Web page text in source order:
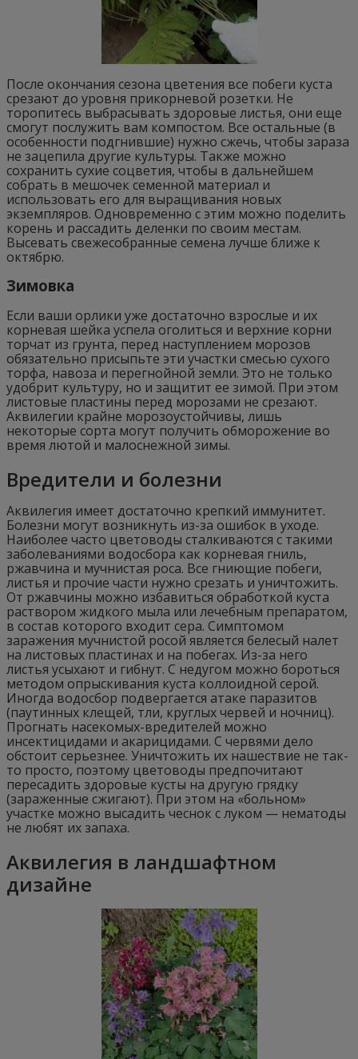
После окончания сезона цветения все побеги куста
срезают до уровня прикорневой розетки. Не
торопитесь выбрасывать здоровые листья, они еще
смогут послужить вам компостом. Все остальные (в
особенности подгнившие) нужно сжечь, чтобы зараза
не зацепила другие культуры. Также можно
сохранить сухие соцветия, чтобы в дальнейшем
собрать в мешочек семенной материал и
использовать его для выращивания новых
экземпляров. Одновременно с этим можно поделить
корень и рассадить деленки по своим местам.
Высевать свежесобранные семена лучше ближе к
октябрю.
Зимовка
Если ваши орлики уже достаточно взрослые и их
корневая шейка успела оголиться и верхние корни
торчат из грунта, перед наступлением морозов
обязательно присыпьте эти участки смесью сухого
торфа, навоза и перегнойной земли. Это не только
удобрит культуру, но и защитит ее зимой. При этом
листовые пластины перед морозами не срезают.
Аквилегии крайне морозоустойчивы, лишь
некоторые сорта могут получить обморожение во
время лютой и малоснежной зимы.
Вредители и болезни
Аквилегия имеет достаточно крепкий иммунитет.
Болезни могут возникнуть из-за ошибок в уходе.
Наиболее часто цветоводы сталкиваются с такими
заболеваниями водосбора как корневая гниль,
ржавчина и мучнистая роса. Все гниющие побеги,
листья и прочие части нужно срезать и уничтожить.
От ржавчины можно избавиться обработкой куста
раствором жидкого мыла или лечебным препаратом,
в состав которого входит сера. Симптомом
заражения мучнистой росой является белесый налет
на листовых пластинах и на побегах. Из-за него
листья усыхают и гибнут. С недугом можно бороться
методом опрыскивания куста коллоидной серой.
Иногда водосбор подвергается атаке паразитов
(паутинных клещей, тли, круглых червей и ночниц).
Прогнать насекомых-вредителей можно
инсектицидами и акарицидами. С червями дело
обстоит серьезнее. Уничтожить их нашествие не так-
то просто, поэтому цветоводы предпочитают
пересадить здоровые кусты на другую грядку
(зараженные сжигают). При этом на «больном»
участке можно высадить чеснок с луком — нематоды
не любят их запаха.
Аквилегия в ландшафтном
дизайне